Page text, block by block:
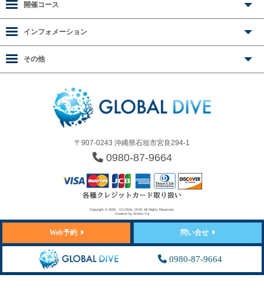
〒907-0243 沖縄県石垣市宮良294-1
0980-87-9664
開催コース
インフォメーション
その他
Copyright © 2026 GLOBAL DIVE All Rights Reserved.
Creative by Works-Yui
Web予約 問い合せ
0980-87-9664